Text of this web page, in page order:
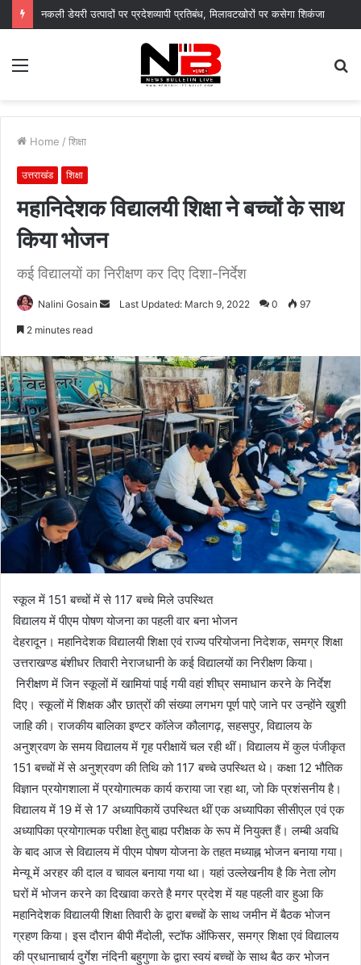
नकली डेयरी उत्पादों पर प्रदेशव्यापी प्रतिबंध, मिलावटखोरों पर कसेगा शिकंजा
Menu
Home / शिक्षा
उत्तराखंड शिक्षा
महानिदेशक विद्यालयी शिक्षा ने बच्चों के साथ
किया भोजन
कई विद्यालयों का निरीक्षण कर दिए दिशा-निर्देश
Nalini Gosain
SendLast Updated: March 9, 2022 0 97
2 minutes read
स्कूल में 151 बच्चों में से 117 बच्चे मिले उपस्थित
विद्यालय में पीएम पोषण योजना का पहली वार बना भोजन
देहरादून। महानिदेशक विद्यालयी शिक्षा एवं राज्य परियोजना निदेशक, समग्र शिक्षा
उत्तराखण्ड बंशीधर तिवारी नेराजधानी के कई विद्यालयों का निरीक्षण किया।
निरीक्षण में जिन स्कूलों में खामियां पाई गयी वहां शीघ्र समाधान करने के निर्देश
दिए। स्कूलों में शिक्षक और छात्रों की संख्या लगभग पूर्ण पाऐ जाने पर उन्होंने खुशी
जाहि की। राजकीय बालिका इण्टर कॉलेज कौलागढ़, सहसपुर, विद्यालय के
अनुश्रवण के समय विद्यालय में गृह परीक्षायें चल रही थीं। विद्यालय में कुल पंजीकृत
151 बच्चों में से अनुश्रवण की तिथि को 117 बच्चे उपस्थित थे। कक्षा 12 भौतिक
विज्ञान प्रयोगशाला में प्रयोगात्मक कार्य कराया जा रहा था, जो कि प्रशंसनीय है।
विद्यालय में 19 में से 17 अध्यापिकायें उपस्थित थीं एक अध्यापिका सीसीएल एवं एक
अध्यापिका प्रयोगात्मक परीक्षा हेतु बाह्य परीक्षक के रूप में नियुक्त हैं। लम्बी अवधि
के बाद आज से विद्यालय में पीएम पोषण योजना के तहत मध्याह्न भोजन बनाया गया।
मेन्यू में अरहर की दाल व चावल बनाया गया था। यहां उल्लेखनीय है कि नेता लोग
घरों में भोजन करने का दिखावा करते है मगर प्रदेश में यह पहली वार हुआ कि
महानिदेशक विद्यालयी शिक्षा तिवारी के द्वारा बच्चों के साथ जमीन में बैठक भोजन
ग्रहण किया। इस दौरान बीपी मैंदोली, स्टॉफ ऑफिसर, समग्र शिक्षा एवं विद्यालय
की प्रधानाचार्य दुर्गेश नंदिनी बहुगुणा के द्वारा स्वयं बच्चों के साथ बैठ कर भोजन